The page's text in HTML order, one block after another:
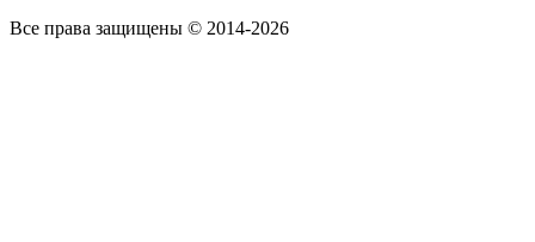
Все права защищены © 2014-2026